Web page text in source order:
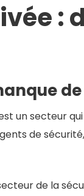
:
un secteur
de
de la